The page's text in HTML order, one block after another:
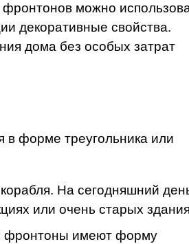
можно
декоративные свойства.
дома без особых затрат
форме треугольника или
На сегодняшний
или очень старых
фронтоны имеют форму